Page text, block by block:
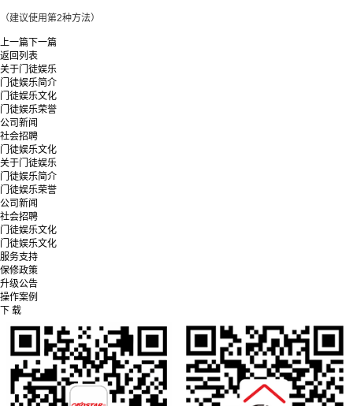
（建议使用第2种方法）
上一篇 下一篇
返回列表
关于门徒娱乐
门徒娱乐简介
门徒娱乐文化
门徒娱乐荣誉
公司新闻
社会招聘
门徒娱乐文化
关于门徒娱乐
门徒娱乐简介
门徒娱乐荣誉
公司新闻
社会招聘
门徒娱乐文化
门徒娱乐文化
服务支持
保修政策
升级公告
操作案例
下 载